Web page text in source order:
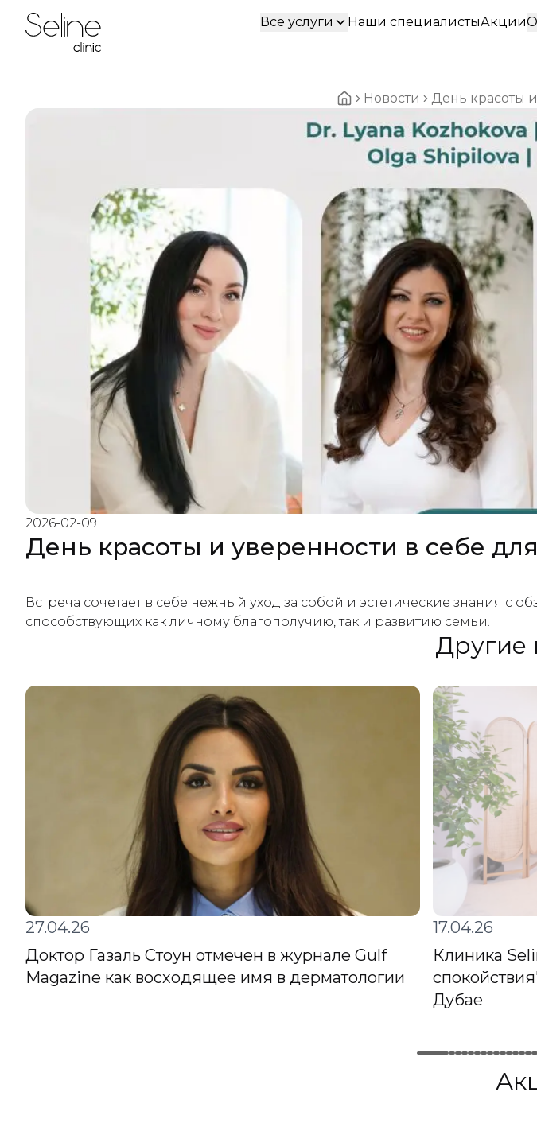
Все услуги Наши специалистыАкции
Новости День красоты
2026-02-09
День красоты и уверенности в себе
Встреча сочетает в себе нежный уход за собой и эстетические знания с
способствующих как личному благополучию, так и развитию семьи.
Другие
27.04.26
Доктор Газаль Стоун отмечен в журнале Gulf
Magazine как восходящее имя в дерматологии
17.04.26
Клиника
Дубае